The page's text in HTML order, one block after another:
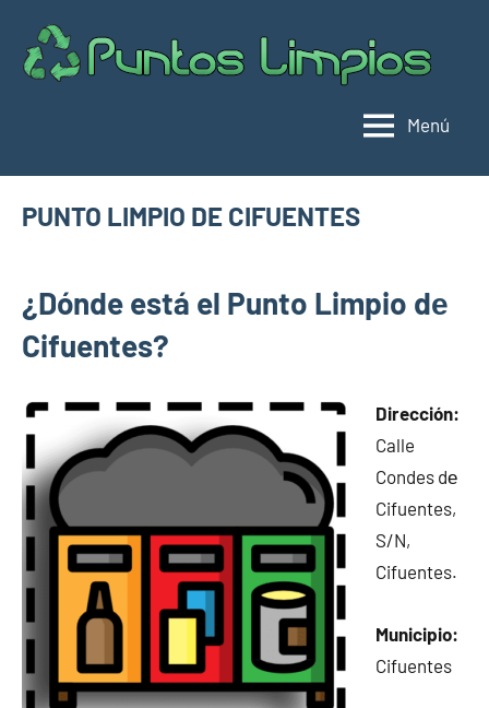
contenido
Menú
PUNTO LIMPIO DE CIFUENTES
limpios en
municipios
de
20,
2024
¿Dónde está el Punto Limpio dе
Cifuentes?
Dirección:
Calle
Condes dе
Cifuentes,
S/N,
Cifuentes.
Municipio:
Cifuentes